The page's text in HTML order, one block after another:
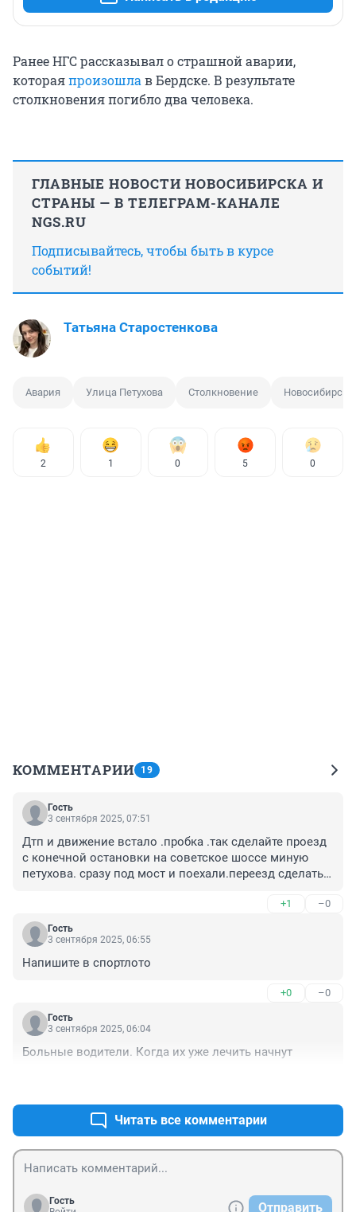
Ранее НГС рассказывал о страшной аварии,
котораяпроизошла в Бердске. В результате
столкновения погибло два человека.
ГЛАВНЫЕ НОВОСТИ НОВОСИБИРСКА И
СТРАНЫ — В ТЕЛЕГРАМ-КАНАЛЕ
NGS.RU
Подписывайтесь, чтобы быть в курсе
событий!
Татьяна Старостенкова
Авария Улица Петухова Столкновение Новосибирск
2 1 0 5 0
КОММЕНТАРИИ 19
Гость
3 сентября 2025, 07:51
Дтп и движение встало .пробка .так сделайте проезд
с конечной остановки на советское шоссе миную
петухова. сразу под мост и поехали.переезд сделать
разрузить эту дорогу.пока пообещают скоростной
ковер самолет.трамвай
+1 –0
Гость
3 сентября 2025, 06:55
Напишите в спортлото
+0 –0
Гость
3 сентября 2025, 06:04
Больные водители. Когда их уже лечить начнут
Читать все комментарии
Гость
Отправить